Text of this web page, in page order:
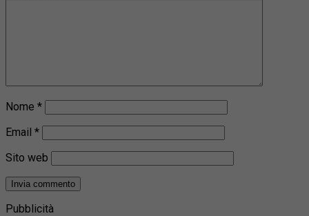
Nome *
Email *
Sito web
Pubblicità